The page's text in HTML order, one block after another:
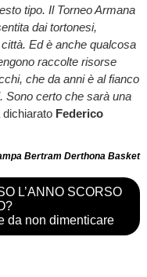
tipo. Il Torneo Armana
dai tortonesi,
Ed è anche qualcosa
raccolte risorse
che da anni è al fianco
Sono certo che sarà una
dichiarato Federico
Bertram Derthona Basket
L’ANNO SCORSO
da non dimenticare